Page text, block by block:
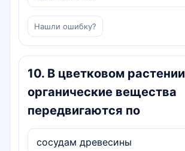
Нашли ошибку?
10. В цветковом растении
органические вещества
передвига­ются по
сосудам древесины